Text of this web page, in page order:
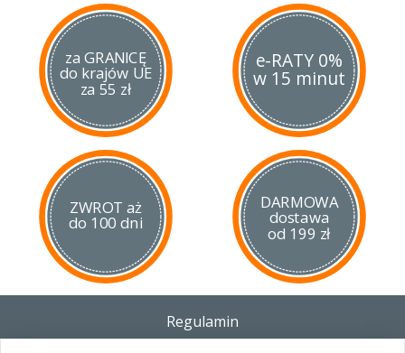
za GRANICĘ
do krajów UE
za 55 zł
e-RATY 0%
w 15 minut
ZWROT aż
do 100 dni
DARMOWA
dostawa
od 199 zł
Regulamin